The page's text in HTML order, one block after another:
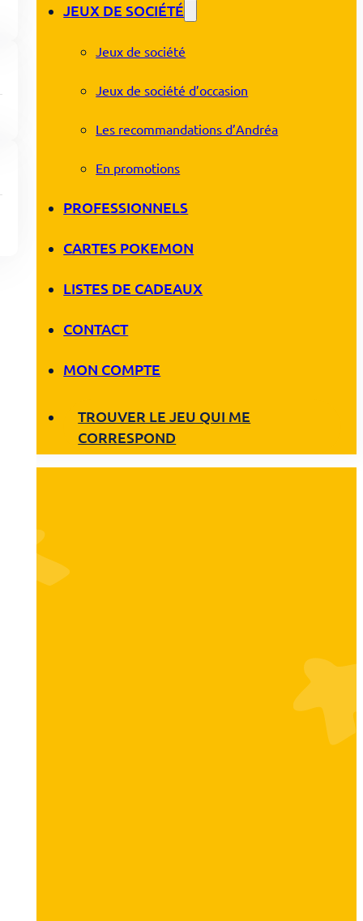
JEUX DE SOCIÉTÉ
Jeux de société
Jeux de société d’occasion
Les recommandations d’Andréa
En promotions
PROFESSIONNELS
CARTES POKEMON
LISTES DE CADEAUX
CONTACT
MON COMPTE
TROUVER LE JEU QUI ME
CORRESPOND